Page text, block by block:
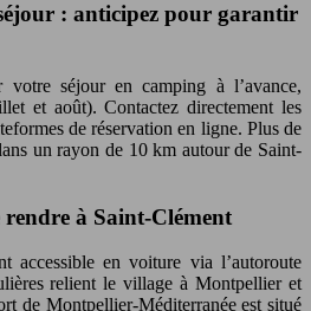
: anticipez pour garantir
séjour en camping à l’avance,
et août). Contactez directement les
de réservation en ligne. Plus de
un rayon de 10 km autour de Saint-
rendre à Saint-Clément
accessible en voiture via l’autoroute
relient le village à Montpellier et
de Montpellier-Méditerranée est situé